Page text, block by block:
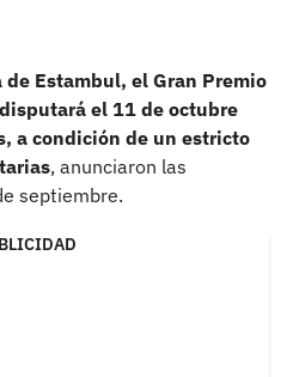
de Estambul, el Gran Premio
el 11 de octubre
a condición de un estricto
, anunciaron las
septiembre.